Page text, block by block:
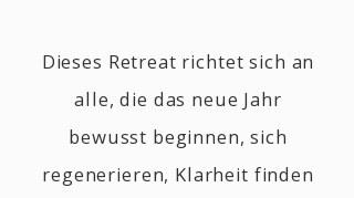
Dieses Retreat richtet sich an
alle, die das neue Jahr
bewusst beginnen, sich
regenerieren, Klarheit finden